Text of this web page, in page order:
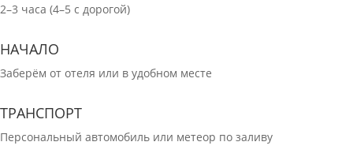
2–3 часа (4–5 с дорогой)
НАЧАЛО
Заберём от отеля или в удобном месте
ТРАНСПОРТ
Персональный автомобиль или метеор по заливу